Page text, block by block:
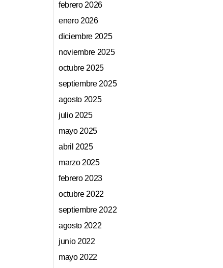
febrero 2026
enero 2026
diciembre 2025
noviembre 2025
octubre 2025
septiembre 2025
agosto 2025
julio 2025
mayo 2025
abril 2025
marzo 2025
febrero 2023
octubre 2022
septiembre 2022
agosto 2022
junio 2022
mayo 2022